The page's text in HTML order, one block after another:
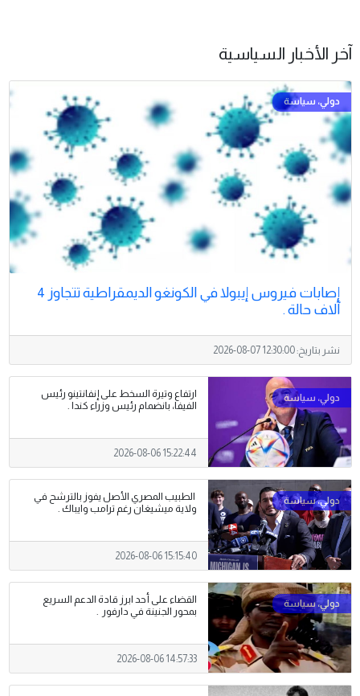
آخر الأخبار السياسية
إصابات فيروس إيبولا في الكونغو الديمقراطية تتجاوز 4
آلاف حالة .
نشر بتاريخ:2026-08-07 12:30:00
ارتفاع وتيرة السخط على إنفانتينو رئيس
الفيفا، بانضمام رئيس وزراء كندا .
2026-08-06 15:22:44
الطبيب المصري الأصل يفوز بالترشح في
ولاية ميشيغان رغم ترامب وايباك .
2026-08-06 15:15:40
القضاء على أحد ابرز قادة الدعم السريع
بمحور الجنينة في دارفور .
2026-08-06 14:57:33